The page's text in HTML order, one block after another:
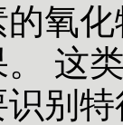
氧
这
别